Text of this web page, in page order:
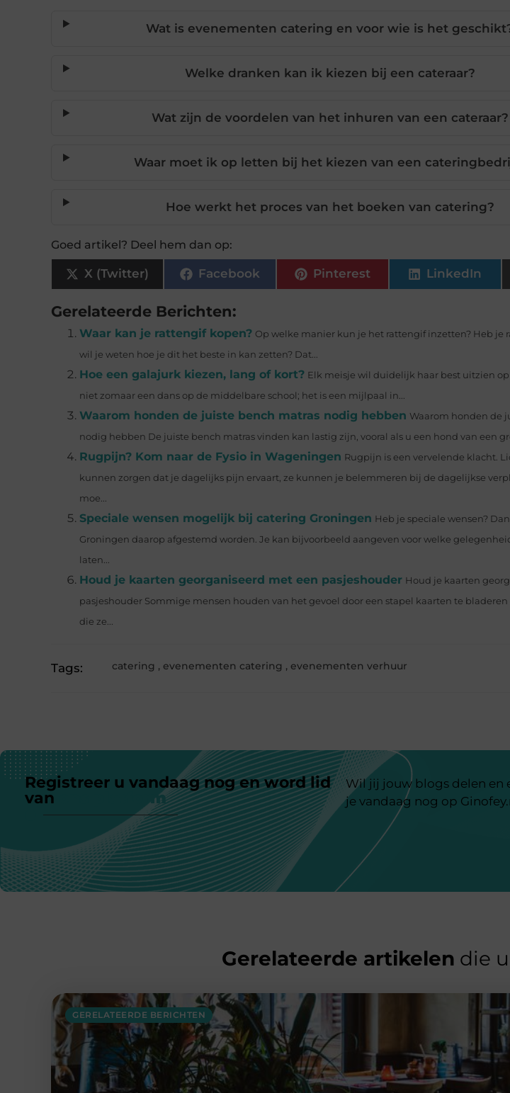
Wat is evenementen catering en voor wie is het
Welke dranken kan ik kiezen bij een cateraar?
Wat zijn de voordelen van het inhuren van een cateraar?
Waar moet ik op letten bij het kiezen van een
Hoe werkt het proces van het boeken van catering?
Goed artikel? Deel hem dan op:
X (Twitter) Facebook Pinterest LinkedIn
Gerelateerde Berichten:
Waar kan je rattengif kopen? Op welke manier kun je het rattengif inzetten? Heb je
wil je weten hoe je dit het beste in kan zetten? Dat...
Hoe een galajurk kiezen, lang of kort? Elk meisje wil duidelijk haar best uitzien
niet zomaar een dans op de middelbare school; het is een mijlpaal in...
Waarom honden de juiste bench matras nodig hebben Waarom honden de
nodig hebben De juiste bench matras vinden kan lastig zijn, vooral als u een hond van een
Rugpijn? Kom naar de Fysio in Wageningen Rugpijn is een vervelende klacht.
kunnen zorgen dat je dagelijks pijn ervaart, ze kunnen je belemmeren bij de dagelijkse
moe...
Speciale wensen mogelijk bij catering Groningen Heb je speciale wensen?
Groningen daarop afgestemd worden. Je kan bijvoorbeeld aangeven voor welke
laten...
Houd je kaarten georganiseerd met een pasjeshouder Houd je kaarten
pasjeshouder Sommige mensen houden van het gevoel door een stapel kaarten te
die ze...
Tags: catering , evenementen catering , evenementen verhuur
Registreer u vandaag nog en word lid
van
ons platform
Wil jij jouw blogs delen en
je vandaag nog op
Gerelateerde artikelen die
GERELATEERDE BERICHTEN